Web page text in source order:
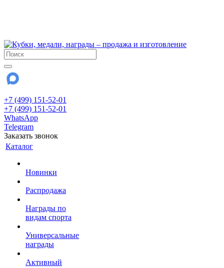
+7 (499) 151-52-01
+7 (499) 151-52-01
WhatsApp
Telegram
Заказать звонок
Каталог
Новинки
Распродажа
Награды по
видам спорта
Универсальные
награды
Активный